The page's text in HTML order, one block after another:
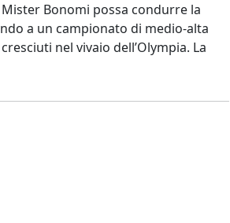
Bonomi possa condurre la
a un campionato di medio-alta
nel vivaio dell’Olympia. La